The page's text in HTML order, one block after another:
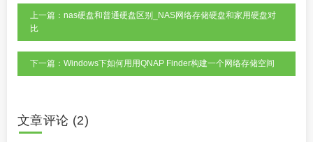
上一篇：nas硬盘和普通硬盘区别_NAS网络存储硬盘和家用硬盘对
比
下一篇：Windows下如何用用QNAP Finder构建一个网络存储空间
文章评论 (2)